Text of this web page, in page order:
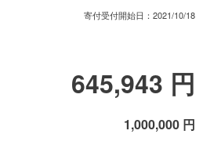
寄付受付開始日： 2021/10/18
645,943 円
1,000,000 円